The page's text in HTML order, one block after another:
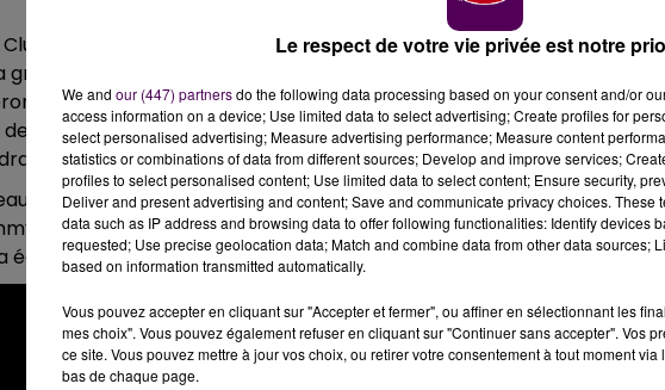
Club de l’Ouest proposera trois grandes soirées de concerts gratuits
grande scène installée à proximité de la Passerelle Dunlop, les deux
rythmés par les sons entrainants d'Amir, la révélation française
The Celtique Social Club. Le samedi 17 juin, c’est le mythique
possession de la scène pour une soirée jazz-funk immanquable.
commeCelebration, Fresh, Cherrish, ou encoreJungle Boogie,
Awards et sept American Music Awards. Le groupe qui s’est
obtenu 31 disques d’or et de platine.
Le respect de votre vie privée est notre
We and our (447) partnersdo the following data processing based on your consent and/or
access information on a device; Use limited data to select advertising; Create profiles for
select personalised advertising; Measure advertising performance; Measure content
statistics or combinations of data from different sources; Develop and improve services;
profiles to select personalised content; Use limited data to select content; Ensure security,
Deliver and present advertising and content; Save and communicate privacy choices. These
data such as IP address and browsing data to offer following functionalities: Identify devices
requested; Use precise geolocation data; Match and combine data from other data sources;
based on information transmitted automatically.
Vous pouvez accepter en cliquant sur "Accepter et fermer", ou affiner en sélectionnant les
mes choix". Vous pouvez également refuser en cliquant sur "Continuer sans accepter". Vos
ce site. Vous pouvez mettre à jour vos choix, ou retirer votre consentement à tout moment
bas de chaque page.